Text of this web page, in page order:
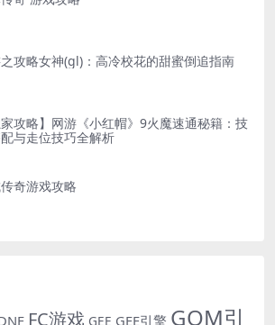
攻略女神(gl)：高冷校花的甜蜜倒追指南
家攻略】网游《小红帽》9火魔速通秘籍：技
与走位技巧全解析
奇游戏攻略
FC游戏 GEE GEE引擎 GOM引